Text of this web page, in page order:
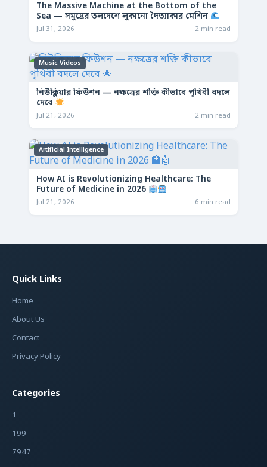
The Massive Machine at the Bottom of the
Sea — সমুদ্রের তলদেশে লুকানো দৈত্যাকার মেশিন
Jul 31, 2026 2 min read
Music Videos
নিউক্লিয়ার ফিউশন — নক্ষত্রের শক্তি কীভাবে পৃথিবী বদলে
দেবে
Jul 21, 2026 2 min read
Artificial Intelligence
How AI is Revolutionizing Healthcare: The
Future of Medicine in 2026
Jul 21, 2026 6 min read
Quick Links
Home
About Us
Contact
Privacy Policy
Categories
1
199
7947